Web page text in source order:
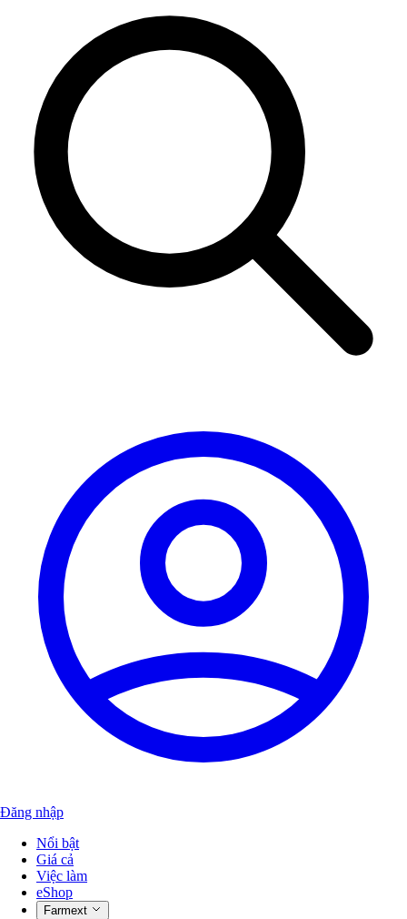
Đăng nhập
Nổi bật
Giá cả
Việc làm
eShop
Farmext